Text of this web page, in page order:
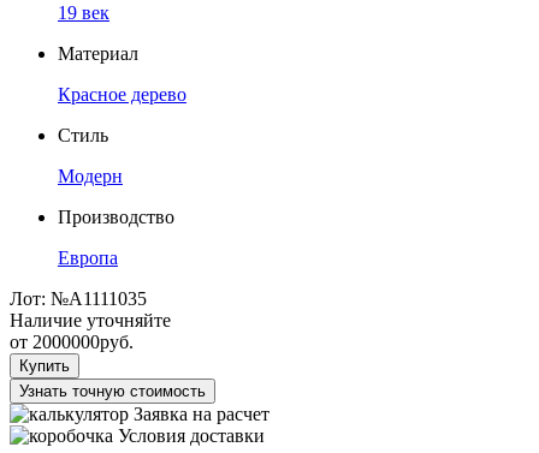
19 век
Материал
Красное дерево
Стиль
Модерн
Производство
Европа
Лот: №А1111035
Наличие уточняйте
от 2000000руб.
Купить
Узнать точную стоимость
Заявка на расчет
Условия доставки